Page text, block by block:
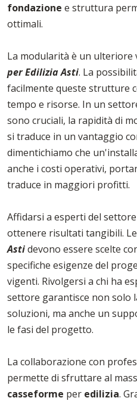
fondazione e struttura
ottimali.
La modularità è un ulteriore
per Edilizia Asti. La
facilmente queste strutture
tempo e risorse. In un
sono cruciali, la rapidità di
si traduce in un vantaggio
dimentichiamo che
anche i costi operativi,
traduce in maggiori profitti.
Affidarsi a esperti del
ottenere risultati tangibili. Le
Astidevono essere scelte
specifiche esigenze del
vigenti. Rivolgersi a chi ha
settore garantisce non solo
soluzioni, ma anche un
le fasi del progetto.
La collaborazione con
permette di sfruttare al
casseforme per edilizia.